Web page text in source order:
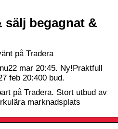
sälj begagnat &
på Tradera
mar 20:45. Ny!Praktfull
feb 20:400 bud.
på Tradera. Stort utbud av
marknadsplats